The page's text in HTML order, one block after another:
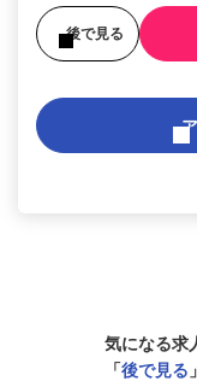
後で見る
気になる求
「後で見る